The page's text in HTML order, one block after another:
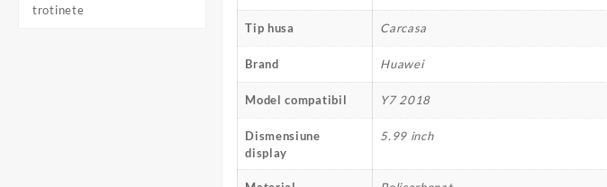
trotinete
Tip husa Carcasa
Brand Huawei
Model compatibil Y7 2018
Dismensiune
display
5.99 inch